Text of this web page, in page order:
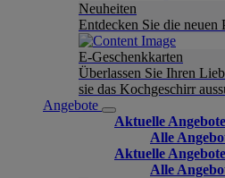
Neuheiten
Entdecken Sie die neuen
E-Geschenkkarten
Überlassen Sie Ihren
sie das Kochgeschirr
Angebote
Aktuelle Angebote
Alle
Aktuelle Angebote
Alle